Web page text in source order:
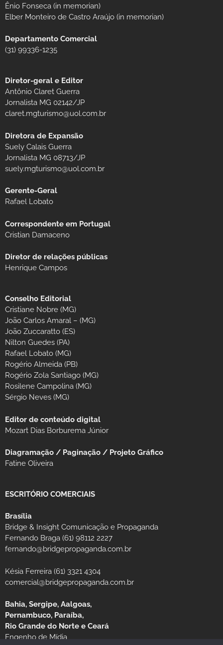
Ênio Fonseca (in memorian)
Elber Monteiro de Castro Araújo (in memorian)
Departamento Comercial
(31) 99336-1235
Diretor-geral e Editor
Antônio Claret Guerra
Jornalista MG 02142/JP
claret.mgturismo@uol.com.br
Diretora de Expansão
Suely Calais Guerra
Jornalista MG 08713/JP
suely.mgturismo@uol.com.br
Gerente-Geral
Rafael Lobato
Correspondente em Portugal
Cristian Damaceno
Diretor de relações públicas
Henrique Campos
Conselho Editorial
Cristiane Nobre (MG)
João Carlos Amaral – (MG)
João Zuccaratto (ES)
Nilton Guedes (PA)
Rafael Lobato (MG)
Rogério Almeida (PB)
Rogério Zola Santiago (MG)
Rosilene Campolina (MG)
Sérgio Neves (MG)
Editor de conteúdo digital
Mozart Dias Borburema Júnior
Diagramação / Paginação / Projeto Gráfico
Fatine Oliveira
ESCRITÓRIO COMERCIAIS
Brasília
Bridge & Insight Comunicação e Propaganda
Fernando Braga (61) 98112 2227
fernando@bridgepropaganda.com.br
Késia Ferreira (61) 3321 4304
comercial@bridgepropaganda.com.br
Bahia, Sergipe, Aalgoas,
Pernambuco, Paraíba,
Rio Grande do Norte e Ceará
Engenho de Mídia